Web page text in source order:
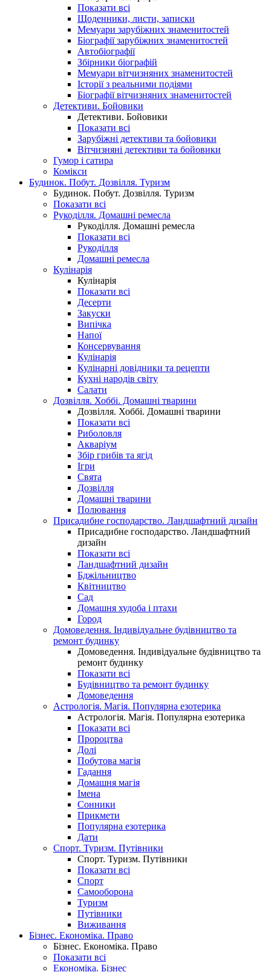
Показати всі
Щоденники, листи, записки
Мемуари зарубіжних знаменитостей
Біографії зарубіжних знаменитостей
Автобіографії
Збірники біографій
Мемуари вітчизняних знаменитостей
Історії з реальними подіями
Біографії вітчизняних знаменитостей
Детективи. Бойовики
Детективи. Бойовики
Показати всі
Зарубіжні детективи та бойовики
Вітчизняні детективи та бойовики
Гумор і сатира
Комікси
Будинок. Побут. Дозвілля. Туризм
Будинок. Побут. Дозвілля. Туризм
Показати всі
Рукоділля. Домашні ремесла
Рукоділля. Домашні ремесла
Показати всі
Рукоділля
Домашні ремесла
Кулінарія
Кулінарія
Показати всі
Десерти
Закуски
Випічка
Напої
Консервування
Кулінарія
Кулінарні довідники та рецепти
Кухні народів світу
Салати
Дозвілля. Хоббі. Домашні тварини
Дозвілля. Хоббі. Домашні тварини
Показати всі
Риболовля
Акваріум
Збір грибів та ягід
Ігри
Свята
Дозвілля
Домашні тварини
Полювання
Присадибне господарство. Ландшафтний дизайн
Присадибне господарство. Ландшафтний
дизайн
Показати всі
Ландшафтний дизайн
Бджільництво
Квітництво
Сад
Домашня худоба і птахи
Город
Домоведення. Індивідуальне будівництво та
ремонт будинку
Домоведення. Індивідуальне будівництво та
ремонт будинку
Показати всі
Будівництво та ремонт будинку
Домоведення
Астрологія. Магія. Популярна езотерика
Астрологія. Магія. Популярна езотерика
Показати всі
Пророцтва
Долі
Побутова магія
Гадання
Домашня магія
Імена
Сонники
Прикмети
Популярна езотерика
Дати
Спорт. Туризм. Путівники
Спорт. Туризм. Путівники
Показати всі
Спорт
Самооборона
Туризм
Путівники
Виживання
Бізнес. Економіка. Право
Бізнес. Економіка. Право
Показати всі
Економіка. Бізнес